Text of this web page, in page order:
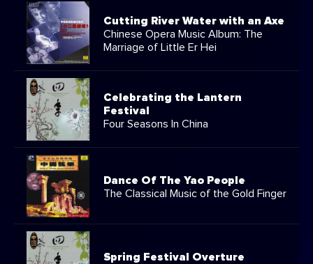
Cutting River Water with an Axe
Chinese Opera Music Album: The
Marriage of Little Er Hei
Celebrating the Lantern
Festival
Four Seasons In China
Dance Of The Yao People
The Classical Music of the Gold Finger
Spring Festival Overture